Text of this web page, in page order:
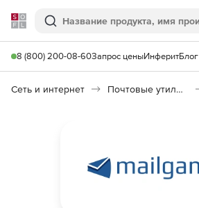
Softline
Поиск
8 (800) 200-08-60Запрос ценыИнферитБлог
Сеть и интернет Почтовые утилиты